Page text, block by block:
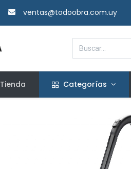
ventas@todoobra.com.uy
Tienda Categorías